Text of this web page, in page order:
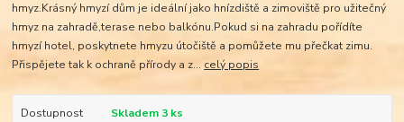
hmyz.Krásný hmyzí dům je ideální jako hnízdiště a zimoviště pro užitečný
hmyz na zahradě,terase nebo balkónu.Pokud si na zahradu pořídíte
hmyzí hotel, poskytnete hmyzu útočiště a pomůžete mu přečkat zimu.
Přispějete tak k ochraně přírody a z... celý popis
Dostupnost Skladem 3 ks